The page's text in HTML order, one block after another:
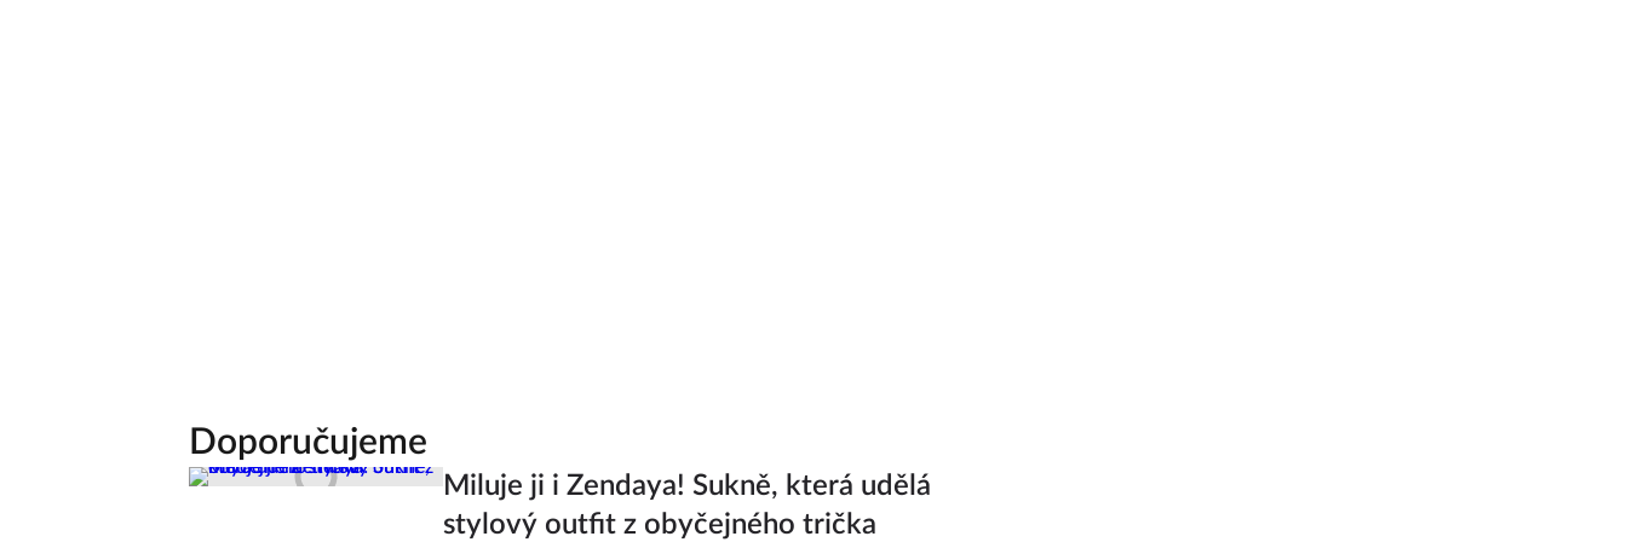
Doporučujeme
Miluje ji i Zendaya! Sukně, která udělá
stylový outfit z obyčejného trička